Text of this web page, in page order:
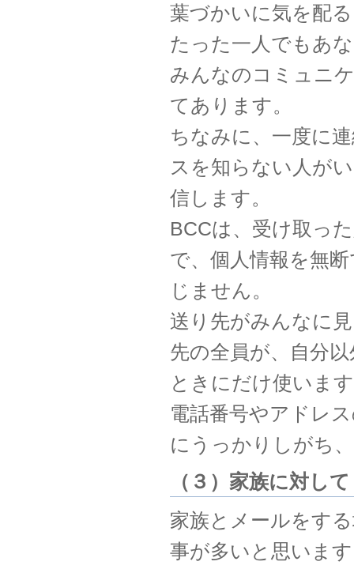
葉づかいに気を配
たった一人でもあ
みんなのコミュニ
てあります。
ちなみに、一度に
スを知らない人が
信します。
BCCは、受け取っ
で、個人情報を無
じません。
送り先がみんなに
先の全員が、自分
ときにだけ使いま
電話番号やアドレ
にうっかりしがち
（３）家族に対して
家族とメールをす
事が多いと思いま